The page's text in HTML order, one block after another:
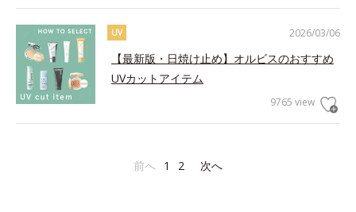
2026/03/06
UV
【最新版・日焼け止め】オルビスのおすすめ
UVカットアイテム
9765 view
前へ 1 2 次へ